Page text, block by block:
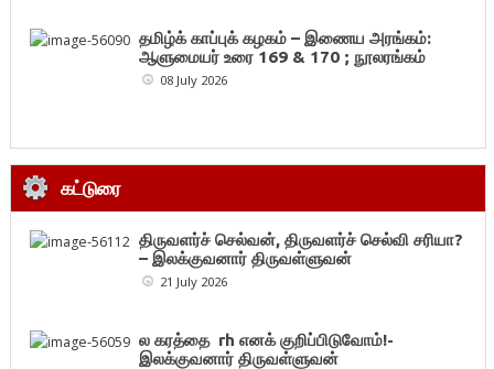
தமிழ்க் காப்புக் கழகம் – இணைய அரங்கம்:
ஆளுமையர் உரை 169 & 170 ; நூலரங்கம்
08 July 2026
கட்டுரை
திருவளர்ச் செல்வன், திருவளர்ச் செல்வி சரியா?
– இலக்குவனார் திருவள்ளுவன்
21 July 2026
ல கரத்தை rh எனக் குறிப்பிடுவோம்!-
இலக்குவனார் திருவள்ளுவன்